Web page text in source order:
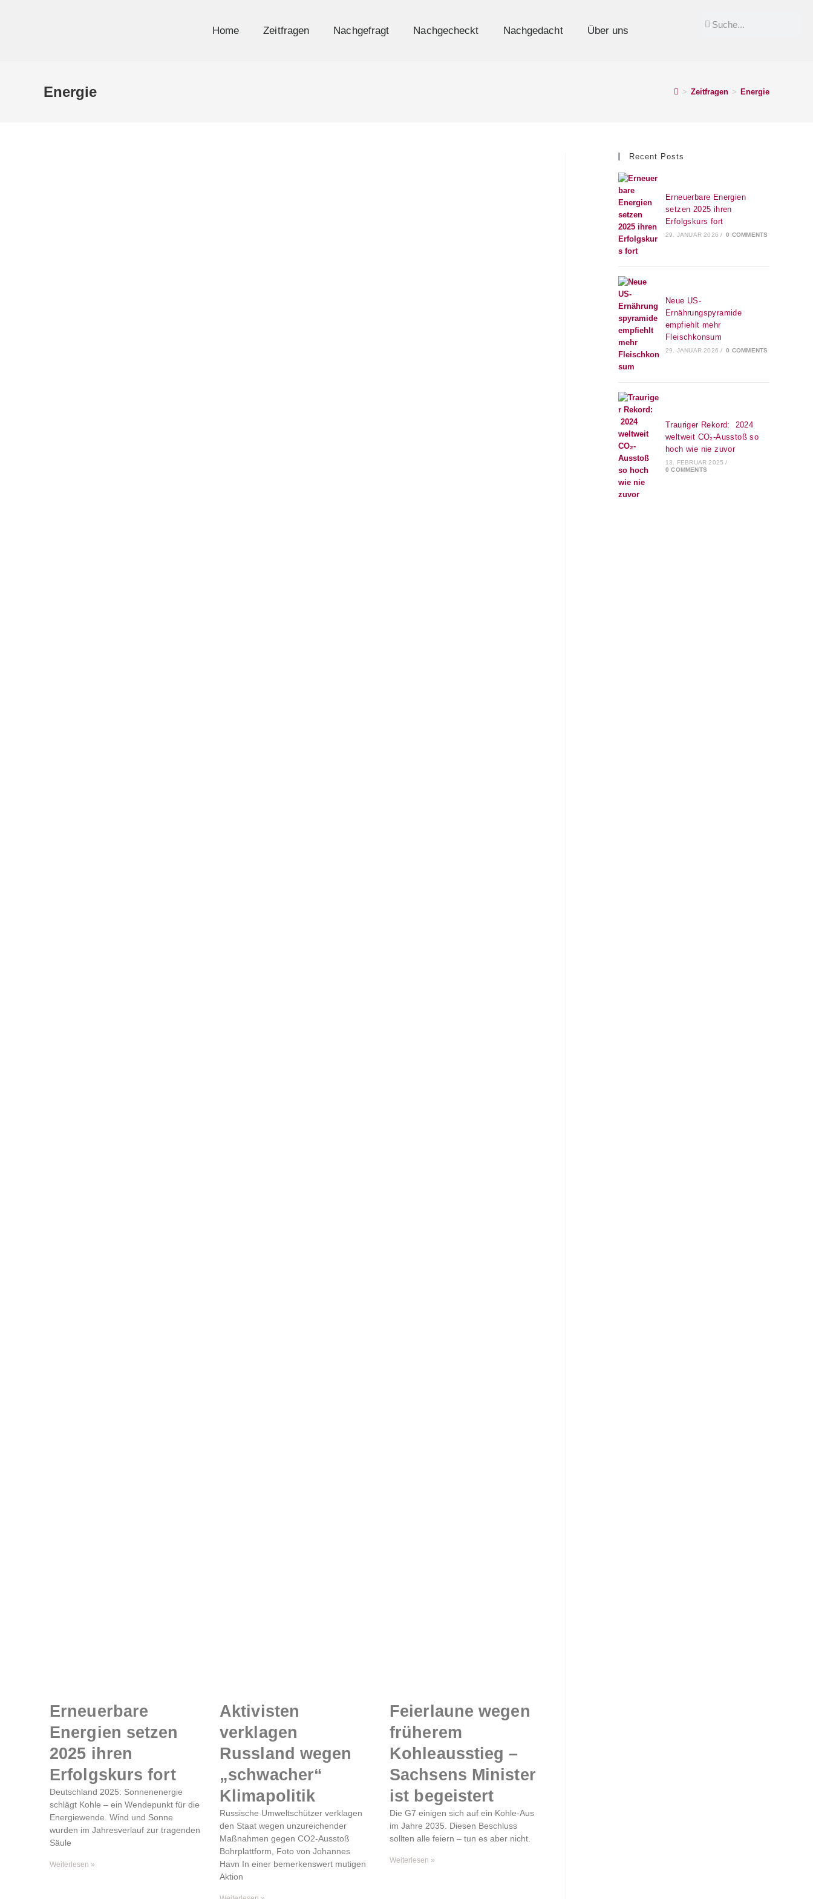
Home Zeitfragen Nachgefragt Nachgecheckt Nachgedacht Über uns
Energie > Zeitfragen > Energie
Erneuerbare
Energien setzen
2025 ihren
Erfolgskurs fort
Deutschland 2025: Sonnenenergie
schlägt Kohle – ein Wendepunkt für die
Energiewende. Wind und Sonne
wurden im Jahresverlauf zur tragenden
Säule
Weiterlesen »
Aktivisten
verklagen
Russland wegen
„schwacher“
Klimapolitik
Russische Umweltschützer verklagen
den Staat wegen unzureichender
Maßnahmen gegen CO2-Ausstoß
Bohrplattform, Foto von Johannes
Havn In einer bemerkenswert mutigen
Aktion
Feierlaune wegen
früherem
Kohleausstieg –
Sachsens Minister
ist begeistert
Die G7 einigen sich auf ein Kohle-Aus
im Jahre 2035. Diesen Beschluss
sollten alle feiern – tun es aber nicht.
Weiterlesen »
Recent Posts
Erneuerbare Energien
setzen 2025 ihren
Erfolgskurs fort
29. JANUAR 2026 / 0 COMMENTS
Neue US-
Ernährungspyramide
empfiehlt mehr
Fleischkonsum
29. JANUAR 2026 / 0 COMMENTS
Trauriger Rekord: 2024
weltweit CO₂-Ausstoß so
hoch wie nie zuvor
13. FEBRUAR 2025 /
0 COMMENTS